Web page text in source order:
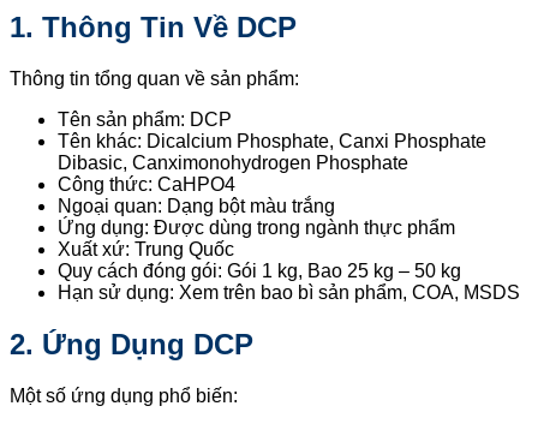
1. Thông Tin Về DCP
Thông tin tổng quan về sản phẩm:
Tên sản phẩm: DCP
Tên khác: Dicalcium Phosphate, Canxi Phosphate
Dibasic, Canximonohydrogen Phosphate
Công thức: CaHPO4
Ngoại quan: Dạng bột màu trắng
Ứng dụng: Được dùng trong ngành thực phẩm
Xuất xứ: Trung Quốc
Quy cách đóng gói: Gói 1 kg, Bao 25 kg – 50 kg
Hạn sử dụng: Xem trên bao bì sản phẩm, COA, MSDS
2. Ứng Dụng DCP
Một số ứng dụng phổ biến: